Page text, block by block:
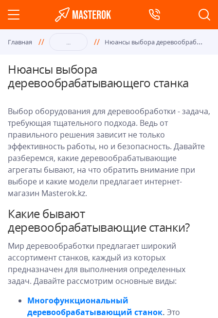
Главная ... Нюа
нсы выбора деревообрабатывающего станка
Нюансы выбора
деревообрабатывающего станка
Выбор оборудования для деревообработки - задача,
требующая тщательного подхода. Ведь от
правильного решения зависит не только
эффективность работы, но и безопасность. Давайте
разберемся, какие деревообрабатывающие
агрегаты бывают, на что обратить внимание при
выборе и какие модели предлагает интернет-
магазин Masterok.kz.
Какие бывают
деревообрабатывающие станки?
Мир деревообработки предлагает широкий
ассортимент станков, каждый из которых
предназначен для выполнения определенных
задач. Давайте рассмотрим основные виды:
Многофункциональный
деревообрабатывающий станок. Это